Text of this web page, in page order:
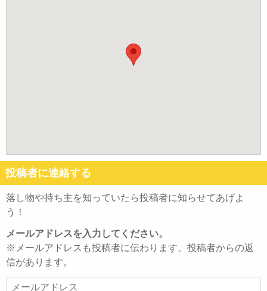
投稿者に連絡する
落し物や持ち主を知っていたら投稿者に知らせてあげよ
う！
メールアドレスを入力してください。
※メールアドレスも投稿者に伝わります。投稿者からの返
信があります。